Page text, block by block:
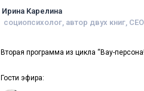
Ирина Карелина
социопсихолог, автор двух книг,
Вторая программа из цикла “Вау-
Гости эфира: